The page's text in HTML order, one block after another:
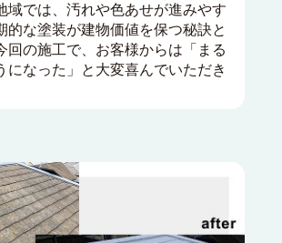
域では、汚れや色あせが進みやす
的な塗装が建物価値を保つ秘訣と
回の施工で、お客様からは「まる
になった」と大変喜んでいただき